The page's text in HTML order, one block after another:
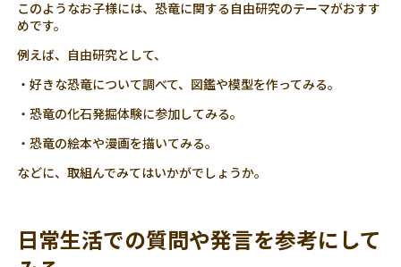
このようなお子様には、恐竜に関する自由研究のテーマがおすす
めです。
例えば、自由研究として、
・好きな恐竜について調べて、図鑑や模型を作ってみる。
・恐竜の化石発掘体験に参加してみる。
・恐竜の絵本や漫画を描いてみる。
などに、取組んでみてはいかがでしょうか。
日常生活での質問や発言を参考にして